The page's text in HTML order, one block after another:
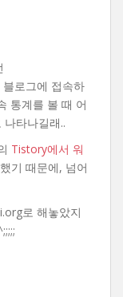
로그에 접속하
통계를 볼 때 어
타나길래..
Tistory에서 워
기 때문에, 넘어
로 해놓았지